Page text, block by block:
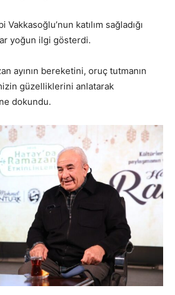
Vakkasoğlu’nun katılım sağladığı
yoğun ilgi gösterdi.
ayının bereketini, oruç tutmanın
güzelliklerini anlatarak
dokundu.